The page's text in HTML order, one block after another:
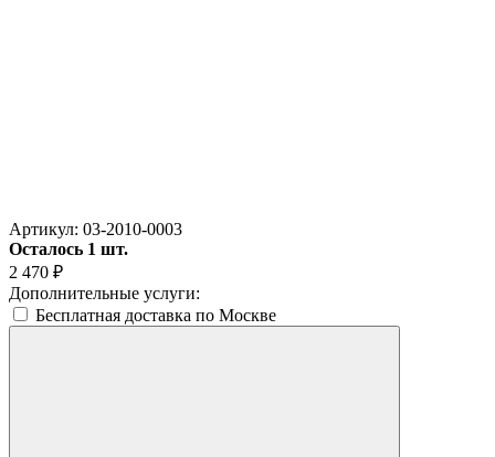
Артикул: 03-2010-0003
Осталось 1 шт.
2 470 ₽
Дополнительные услуги:
Бесплатная доставка по Москве